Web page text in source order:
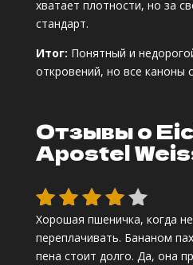
ателя
хватает плотности, но за
стандарт.
Итог: Понятный и
откровений, но все каноны
Отзывы о
Apostel
Оценка
4из 5
Хорошая пшеничка, когда
переплачивать. Бананом
пена стоит долго. Да, она